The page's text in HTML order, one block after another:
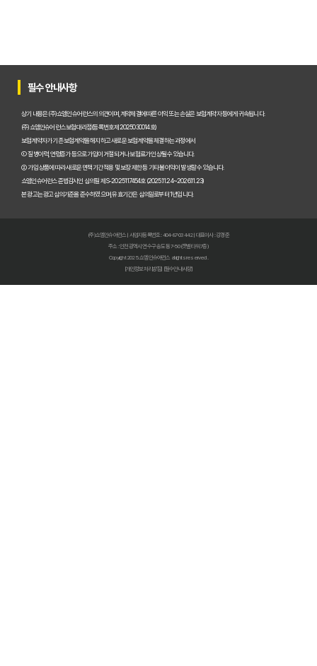
숨은 보험금 찾기, 2025년 놓치면 후회! 내 돈 살리는 마지막 기회!
내 보험금, 잠자고 있는 돈 깨우기! 2025년 숨은 보험금 찾기 A to Z
내 보험, 잠자고 있는 돈 깨우기! 2025년 보험금 찾아가는 비법 대공개
내 보험 다 보여? 숨은 보험금 찾고 2025년 보험료 다이어트 성공!
내 보험 가입내역 한눈에! 숨은 보험금 찾고 똑똑하게 보험 관리하는
내 보험, 5분 안에 숨은 보험금까지 싹싹! 지금 바로 조회하세요
내 보험금, 잠자고 있는 돈 깨우기! 내보험찾아줌 200% 활용법
필수 안내사항
상기 내용은 (주)쇼엠인슈어런스의 의견이며, 계약체결에 따른 이익 또는 손실은 보험계약자 등에게 귀속됩니다.
(주)쇼엠인슈어런스 보험대리점(등록번호 제2025030014호)
보험계약자가 기존 보험계약을 해지하고 새로운 보험계약을 체결하는 과정에서
① 질병이력, 연령증가 등으로 가입이 거절되거나 보험료가 인상될 수 있습니다.
② 가입 상품에 따라 새로운 면책기간 적용 및 보장 제한 등 기타 불이익이 발생할 수 있습니다.
쇼엠인슈어런스 준법감시인 심의필 제S-2025117454호 (2025.11.24~2026.11.23)
본 광고는 광고심의기준을 준수하였으며, 유효기간은 심의일로부터 1년입니다.
(주)쇼엠인슈어런스 | 사업자등록번호 : 404-87-03442 | 대표이사 : 강경준
주소 : 인천광역시 연수구 송도동 7-50 (갯벌타워 7층)
Copyright 2025. 쇼엠인슈어런스 all rights reserved.
[개인정보처리방침] [필수안내사항]